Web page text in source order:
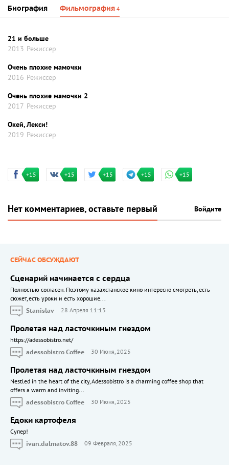
Биография Фильмография 4
21 и больше
2013 Режиссер
Очень плохие мамочки
2016 Режиссер
Очень плохие мамочки 2
2017 Режиссер
Окей, Лекси!
2019 Режиссер
+15 +15 +15 +15 +15
Нет комментариев, оставьте первый Войдите
СЕЙЧАС ОБСУЖДАЮТ
Сценарий начинается с сердца
Полностью согласен. Поэтому казахстанское кино интересно смотреть, есть
сюжет, есть уроки и есть хорошие...
Stanislav
28 Апреля 11:13
Пролетая над ласточкиным гнездом
https://adessobistro.net/
adessobistro Coffee
30 Июня, 2025
Пролетая над ласточкиным гнездом
Nestled in the heart of the city, Adessobistro is a charming coffee shop that
offers a warm and inviting...
adessobistro Coffee
30 Июня, 2025
Едоки картофеля
Cупер!
ivan.dalmatov.88
09 Февраля, 2025